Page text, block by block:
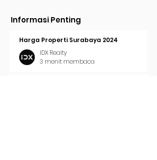
Informasi Penting
Harga Properti Surabaya 2024
IDX Realty
3 menit membaca